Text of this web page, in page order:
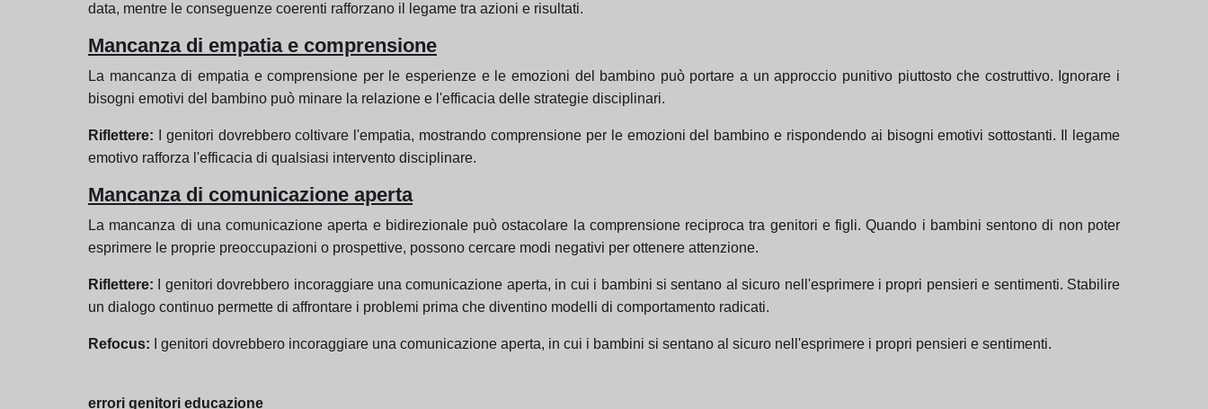
data, mentre le conseguenze coerenti rafforzano il legame tra azioni e risultati.
Mancanza di empatia e comprensione
La mancanza di empatia e comprensione per le esperienze e le emozioni del bambino può portare a un approccio punitivo piuttosto che costruttivo. Ignorare i
bisogni emotivi del bambino può minare la relazione e l'efficacia delle strategie disciplinari.
Riflettere:
I genitori dovrebbero coltivare l'empatia, mostrando comprensione per le emozioni del bambino e rispondendo ai bisogni emotivi sottostanti. Il legame
emotivo rafforza l'efficacia di qualsiasi intervento disciplinare.
Mancanza di comunicazione aperta
La mancanza di una comunicazione aperta e bidirezionale può ostacolare la comprensione reciproca tra genitori e figli. Quando i bambini sentono di non poter
esprimere le proprie preoccupazioni o prospettive, possono cercare modi negativi per ottenere attenzione.
Riflettere:
I genitori dovrebbero incoraggiare una comunicazione aperta, in cui i bambini si sentano al sicuro nell'esprimere i propri pensieri e sentimenti. Stabilire
un dialogo continuo permette di affrontare i problemi prima che diventino modelli di comportamento radicati.
Refocus: I genitori dovrebbero incoraggiare una comunicazione aperta, in cui i bambini si sentano al sicuro nell'esprimere i propri pensieri e sentimenti.
errori genitori educazione